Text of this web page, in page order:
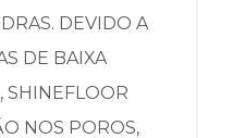
DEVIDO A
DE BAIXA
SHINEFLOOR
NOS POROS,